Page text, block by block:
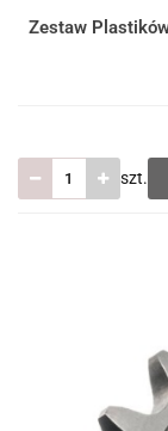
Zestaw
szt.